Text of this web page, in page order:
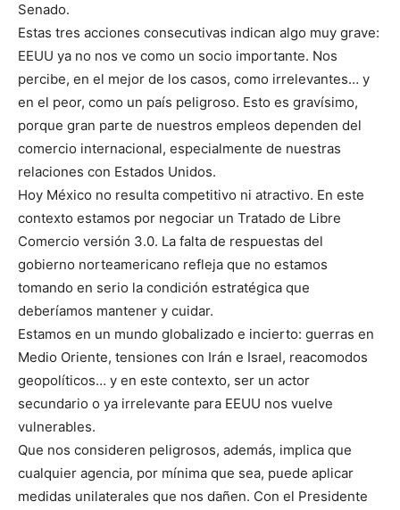
Senado.
Estas tres acciones consecutivas indican algo muy grave:
EEUU ya no nos ve como un socio importante. Nos
percibe, en el mejor de los casos, como irrelevantes… y
en el peor, como un país peligroso. Esto es gravísimo,
porque gran parte de nuestros empleos dependen del
comercio internacional, especialmente de nuestras
relaciones con Estados Unidos.
Hoy México no resulta competitivo ni atractivo. En este
contexto estamos por negociar un Tratado de Libre
Comercio versión 3.0. La falta de respuestas del
gobierno norteamericano refleja que no estamos
tomando en serio la condición estratégica que
deberíamos mantener y cuidar.
Estamos en un mundo globalizado e incierto: guerras en
Medio Oriente, tensiones con Irán e Israel, reacomodos
geopolíticos… y en este contexto, ser un actor
secundario o ya irrelevante para EEUU nos vuelve
vulnerables.
Que nos consideren peligrosos, además, implica que
cualquier agencia, por mínima que sea, puede aplicar
medidas unilaterales que nos dañen. Con el Presidente